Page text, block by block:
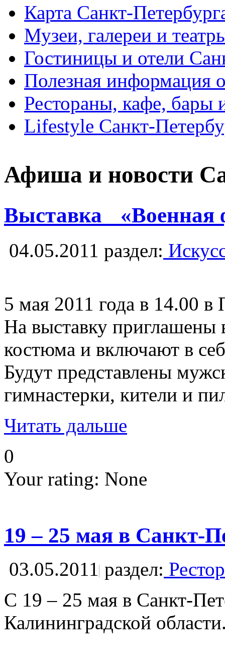
Карта Санкт-
Музеи, галереи и
Гостиницы и отели
Полезная информация
Рестораны, кафе, бары
Lifestyle Санкт-
Афиша и новости
Выставка «Военная
04.05.2011 раздел:
5 мая 2011 года в 14.00
На выставку приглашены
костюма и включают в
Будут представлены
гимнастерки, кители и
Читать дальше
0
Your rating: None
19 – 25 мая в
03.05.2011 раздел:
C 19 – 25 мая в Санкт-
Калининградской